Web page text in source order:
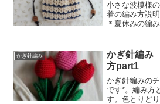
小さな波模様
着の編み方説
＊夏休みの編
かぎ針編み
かぎ針編み
方part1
かぎ針編みの
です*。編み方
す。色とりど